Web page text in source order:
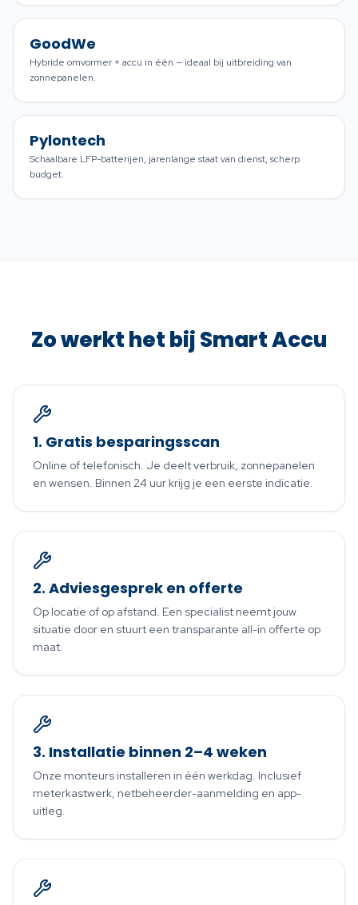
GoodWe
Hybride omvormer + accu in één — ideaal bij uitbreiding van
zonnepanelen.
Pylontech
Schaalbare LFP-batterijen, jarenlange staat van dienst, scherp
budget.
Zo werkt het bij Smart Accu
1. Gratis besparingsscan
Online of telefonisch. Je deelt verbruik, zonnepanelen
en wensen. Binnen 24 uur krijg je een eerste indicatie.
2. Adviesgesprek en offerte
Op locatie of op afstand. Een specialist neemt jouw
situatie door en stuurt een transparante all-in offerte op
maat.
3. Installatie binnen 2–4 weken
Onze monteurs installeren in één werkdag. Inclusief
meterkastwerk, netbeheerder-aanmelding en app-
uitleg.